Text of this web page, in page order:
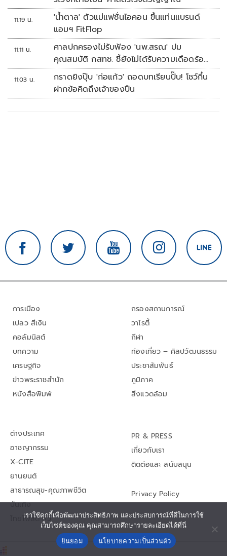
11:19 น.
'น้ำตาล' ตัวแม่แฟชั่นไอคอน ขึ้นแท่นแบรนด์
แอมฯ FitFlop
11:11 น.
ศาลปกครองไม่รับฟ้อง 'นพ.สรณ' ปม
คุณสมบัติ กสทช. ชี้ยังไม่ได้รับความเดือดร้อน
เสียหาย
11:03 น.
กราดยิงปุ๊บ 'ก่อแก้ว' ถอดบทเรียนปั๊บ! โชว์กึ๋น
ฝากข้อคิดถึงเจ้าของปืน
การเมือง
เปลว สีเงิน
คอลัมนิสต์
บทความ
เศรษฐกิจ
ข่าวพระราชสำนัก
หนังสือพิมพ์
กรองสถานการณ์
วาไรตี้
กีฬา
ท่องเที่ยว – ศิลปวัฒนธรรม
ประชาสัมพันธ์
ภูมิภาค
สิ่งแวดล้อม
ต่างประเทศ
อาชญากรรม
X-CITE
ยานยนต์
สาธารณสุข-คุณภาพชีวิต
บันเทิง
ไทยโพสต์ ทีวี
PR & PRESS
เกี่ยวกับเรา
ติดต่อและ สนับสนุน
Privacy Policy
เราใช้คุกกี้เพื่อพัฒนาประสิทธิภาพ และประสบการณ์ที่ดีในการใช้
เว็บไซต์ของคุณ คุณสามารถศึกษารายละเอียดได้ที่นี่
ยินยอม
นโยบายความเป็นส่วนตัว